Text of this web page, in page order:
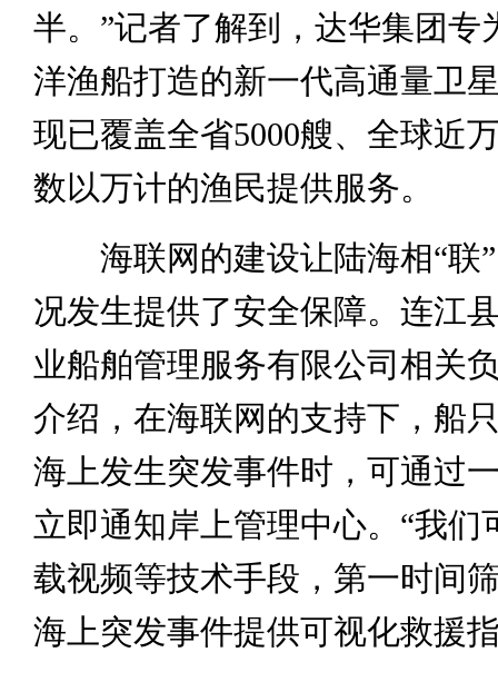
半。”记者了解到，达华集团专
洋渔船打造的新一代高通量卫
现已覆盖全省5000艘、全球近
数以万计的渔民提供服务。
海联网的建设让陆海相“联”
况发生提供了安全保障。连江
业船舶管理服务有限公司相关
介绍，在海联网的支持下，船
海上发生突发事件时，可通过
立即通知岸上管理中心。“我们
载视频等技术手段，第一时间
海上突发事件提供可视化救援